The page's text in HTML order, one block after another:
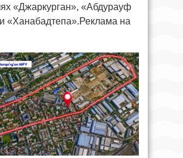
«Джаркурган», «Абдурауф
«Ханабадтепа».Реклама на